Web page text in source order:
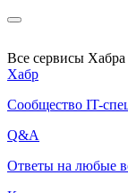
Все сервисы Хабра
Хабр
Сообщество IT-
Q&A
Ответы на любые